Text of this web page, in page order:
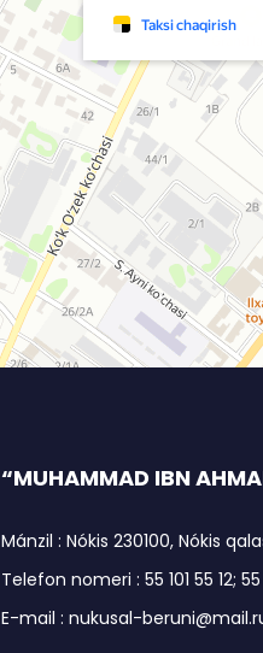
“MUHAMMAD IBN
Mánzil : Nókis 230100, Nókis
Telefon nomeri : 55 101 55 12; 55
E-mail : nukusal-